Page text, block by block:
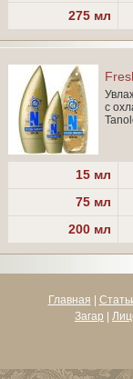
275 мл
с
15 мл
75 мл
200 мл
Главная
Загар